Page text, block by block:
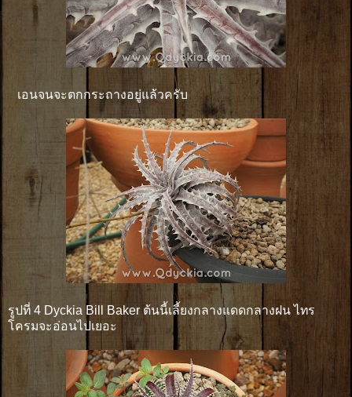
เอนจนจะตกกระถางอยู่แล้วครับ
รูปที่ 4 Dyckia Bill Baker ต้นนี้เลี้ยงกลางแดดกลางฝน ไทร
โครมจะอ่อนไปเยอะ